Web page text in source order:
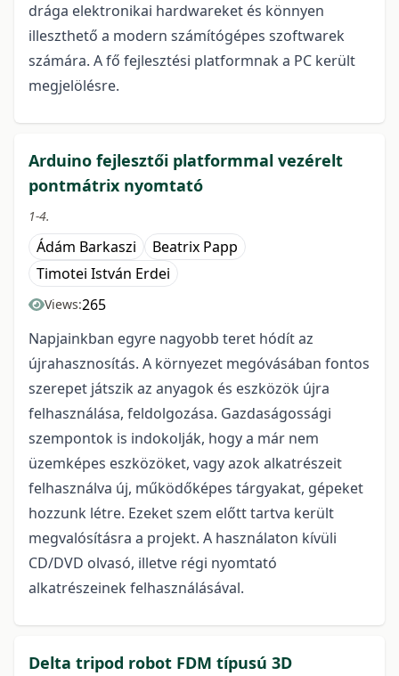
drága elektronikai hardwareket és könnyen
illeszthető a modern számítógépes szoftwarek
számára. A fő fejlesztési platformnak a PC került
megjelölésre.
Arduino fejlesztői platformmal vezérelt
pontmátrix nyomtató
1-4.
Ádám Barkaszi
Beatrix Papp
Timotei István Erdei
Views:265
Napjainkban egyre nagyobb teret hódít az
újrahasznosítás. A környezet megóvásában fontos
szerepet játszik az anyagok és eszközök újra
felhasználása, feldolgozása. Gazdaságossági
szempontok is indokolják, hogy a már nem
üzemképes eszközöket, vagy azok alkatrészeit
felhasználva új, működőképes tárgyakat, gépeket
hozzunk létre. Ezeket szem előtt tartva került
megvalósításra a projekt. A használaton kívüli
CD/DVD olvasó, illetve régi nyomtató
alkatrészeinek felhasználásával.
Delta tripod robot FDM típusú 3D